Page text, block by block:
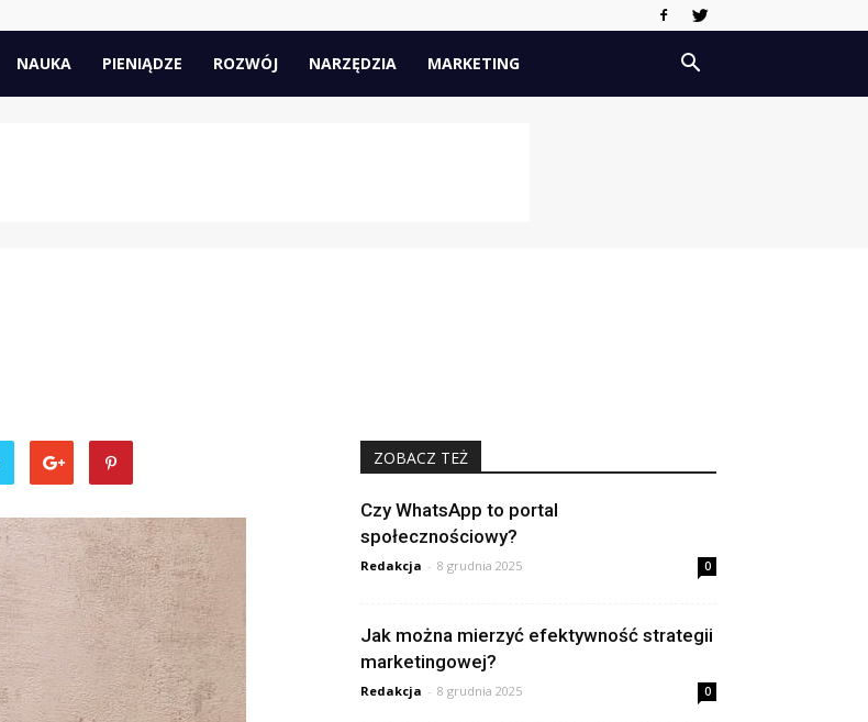
NAUKA PIENIĄDZE ROZWÓJ NARZĘDZIA MARKETING
ZOBACZ TEŻ
Czy WhatsApp to portal
społecznościowy?
Redakcja - 8 grudnia 2025 0
Jak można mierzyć efektywność strategii
marketingowej?
Redakcja - 8 grudnia 2025 0